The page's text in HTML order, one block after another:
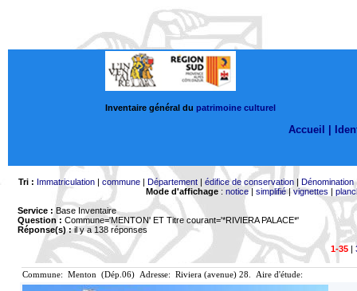
Inventaire général du patrimoine culturel
Accueil |
Tri : Immatriculation| commune| Département| édifice de conservation| Dénomination
Mode d'affichage: notice| simplifié|vignettes |
Service : Base Inventaire
Question : Commune='MENTON' ET Titre courant='*RIVIERA PALACE*'
Réponse(s) :il y a 138 réponses
1-35|
Commune: Menton (Dép.06) Adresse: Riviera (avenue) 28. Aire d'étude: